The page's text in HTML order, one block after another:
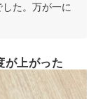
した。万が一に
が上がった